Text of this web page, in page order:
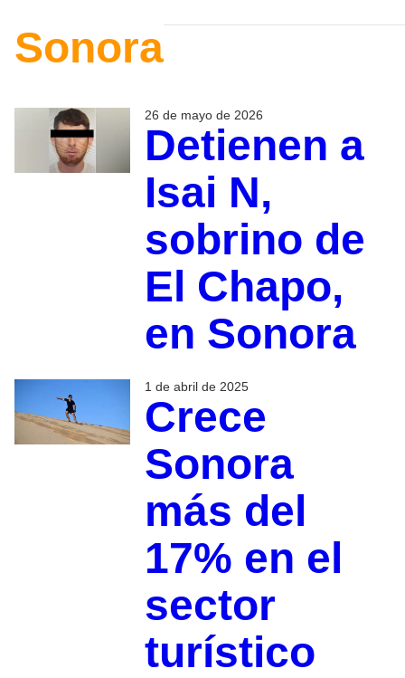
Sonora
26 de mayo de 2026
Detienen a
Isai N,
sobrino de
El Chapo,
en Sonora
1 de abril de 2025
Crece
Sonora
más del
17% en el
sector
turístico